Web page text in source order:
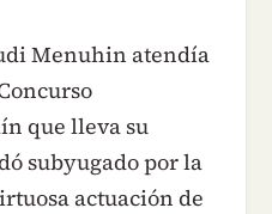
Menuhin atendía
que lleva su
subyugado por la
actuación de